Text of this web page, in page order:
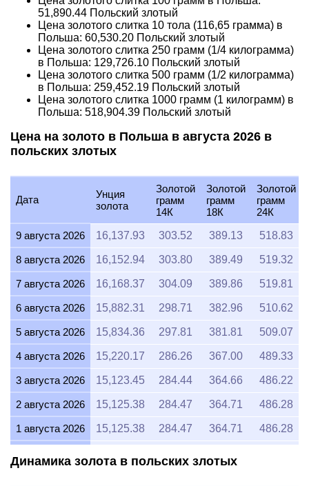
51,890.44 Польский злотый
Цена золотого слитка 10 тола (116,65 грамма) в
Польша: 60,530.20 Польский злотый
Цена золотого слитка 250 грамм (1/4 килограмма)
в Польша: 129,726.10 Польский злотый
Цена золотого слитка 500 грамм (1/2 килограмма)
в Польша: 259,452.19 Польский злотый
Цена золотого слитка 1000 грамм (1 килограмм) в
Польша: 518,904.39 Польский злотый
Цена на золото в Польша в августа 2026 в
польских злотых
Дата
Унция
золота
Золотой
грамм
14К
Золотой
грамм
18К
Золотой
грамм
24К
9 августа 2026
16,137.93 303.52 389.13 518.83
8 августа 2026 16,152.94 303.80 389.49 519.32
7 августа 2026 16,168.37 304.09 389.86 519.81
6 августа 2026 15,882.31 298.71 382.96 510.62
5 августа 2026 15,834.36 297.81 381.81 509.07
4 августа 2026 15,220.17 286.26 367.00 489.33
3 августа 2026 15,123.45 284.44 364.66 486.22
2 августа 2026 15,125.38 284.47 364.71 486.28
1 августа 2026 15,125.38 284.47 364.71 486.28
Динамика золота в польских злотых